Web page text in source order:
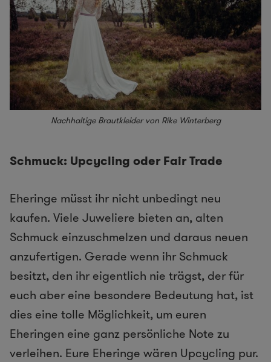
Nachhaltige Brautkleider von Rike Winterberg
Schmuck: Upcycling oder Fair Trade
Eheringe müsst ihr nicht unbedingt neu
kaufen. Viele Juweliere bieten an, alten
Schmuck einzuschmelzen und daraus neuen
anzufertigen. Gerade wenn ihr Schmuck
besitzt, den ihr eigentlich nie trägst, der für
euch aber eine besondere Bedeutung hat, ist
dies eine tolle Möglichkeit, um euren
Eheringen eine ganz persönliche Note zu
verleihen. Eure Eheringe wären Upcycling pur.